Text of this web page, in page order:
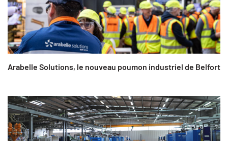
Arabelle Solutions, le nouveau poumon industriel de Belfort